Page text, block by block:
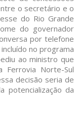
o secretário e o
do Rio Grande
do governador
por telefone
no programa
ao ministro que
Ferrovia Norte-Sul
decisão seria de
potencialização da